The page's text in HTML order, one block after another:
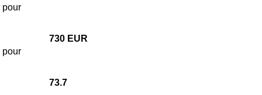
pour
pour
730 EUR
73.7